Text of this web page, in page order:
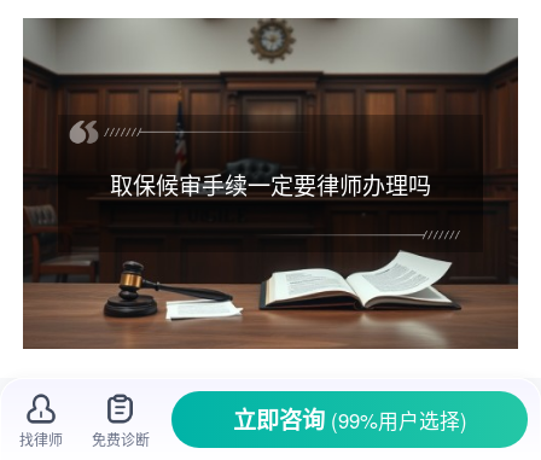
取保候审手续一定要律师办理吗
司法程序里，取保候审是不少人关心的问
题。有时候犯罪嫌疑人被关押后，家属 心里那叫
找律师 免费诊断
立即咨询 (99%用户选择)